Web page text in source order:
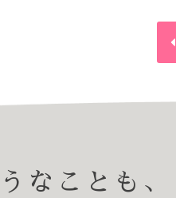
なことも、